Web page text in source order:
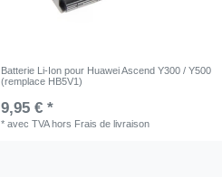
Batterie Li-Ion pour Huawei Ascend Y300 / Y500
(remplace HB5V1)
9,95 € *
*avec TVAhors Frais de livraison